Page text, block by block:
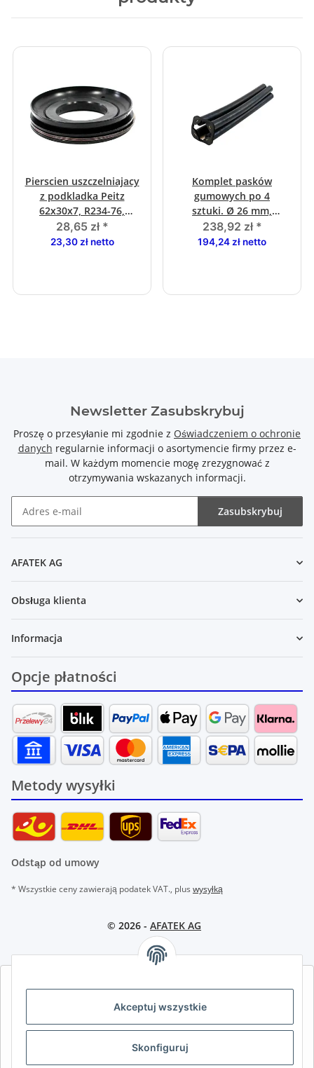
Akceptuj wszystkie
Skonfiguruj
Pierscien uszczelniajacy
z podkladka Peitz
62x30x7, R234-76,
S234R
28,65 zł *
23,30 zł netto
Komplet pasków
gumowych po 4
sztuki. Ø 26 mm,
dlugosc 350 mm
238,92 zł *
194,24 zł netto
Newsletter Zasubskrybuj
Proszę o przesyłanie mi zgodnie z Oświadczeniem o ochronie
danych regularnie informacji o asortymencie firmy przez e-
mail. W każdym momencie mogę zrezygnować z
otrzymywania wskazanych informacji.
Zasubskrybuj
AFATEK AG
Obsługa klienta
Informacja
Opcje płatności
Metody wysyłki
Odstąp od umowy
* Wszystkie ceny zawierają podatek VAT., plus wysyłką
© 2026 - AFATEK AG
AFATEK INTERNATIONAL – WYBIERZ REGION I JĘZYK | SELECT
DE AT CH (DE) CH (FR)
BE (NL) BE (FR)